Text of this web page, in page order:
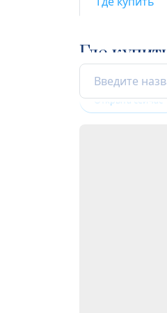
Где купить
Открыта сейчас